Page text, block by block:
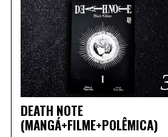
DEATH NOTE
(MANGÁ+FILME+POLÊMICA)